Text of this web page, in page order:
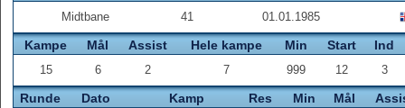
Midtbane 41 01.01.1985
Kampe Mål Assist Hele kampe Min Start Ind
15 6 2 7 999 12 3
Runde Dato Kamp Res Min Mål